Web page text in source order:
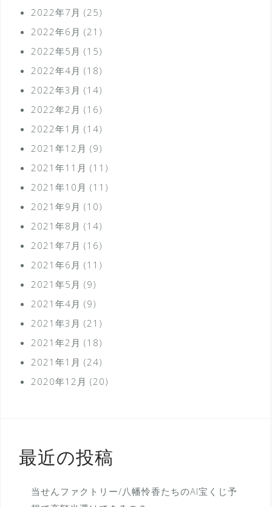
2022年7月 (25)
2022年6月 (21)
2022年5月 (15)
2022年4月 (18)
2022年3月 (14)
2022年2月 (16)
2022年1月 (14)
2021年12月 (9)
2021年11月 (11)
2021年10月 (11)
2021年9月 (10)
2021年8月 (14)
2021年7月 (16)
2021年6月 (11)
2021年5月 (9)
2021年4月 (9)
2021年3月 (21)
2021年2月 (18)
2021年1月 (24)
2020年12月 (20)
最近の投稿
当せんファクトリー/八幡怜香たちのAI宝くじ予